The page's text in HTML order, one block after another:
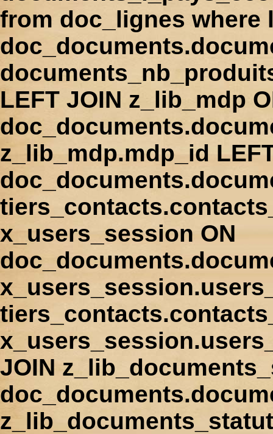
from doc_lignes where
LEFT JOIN z_lib_mdp
z_lib_mdp.mdp_id
x_users_session ON
JOIN